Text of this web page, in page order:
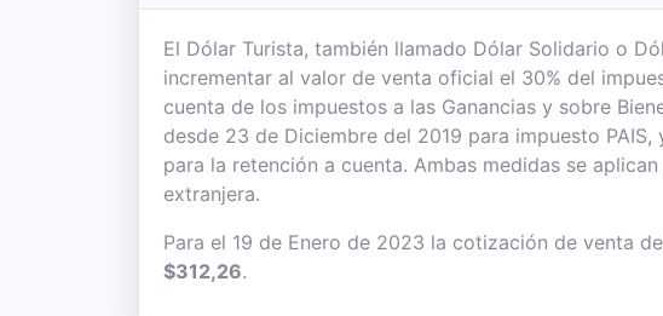
El Dólar Turista, también llamado Dólar Solidario o
incrementar al valor de venta oficial el 30% del
cuenta de los impuestos a las Ganancias y sobre
desde 23 de Diciembre del 2019 para impuesto
para la retención a cuenta. Ambas medidas se
extranjera.
Para el 19 de Enero de 2023 la cotización de venta
$312,26.